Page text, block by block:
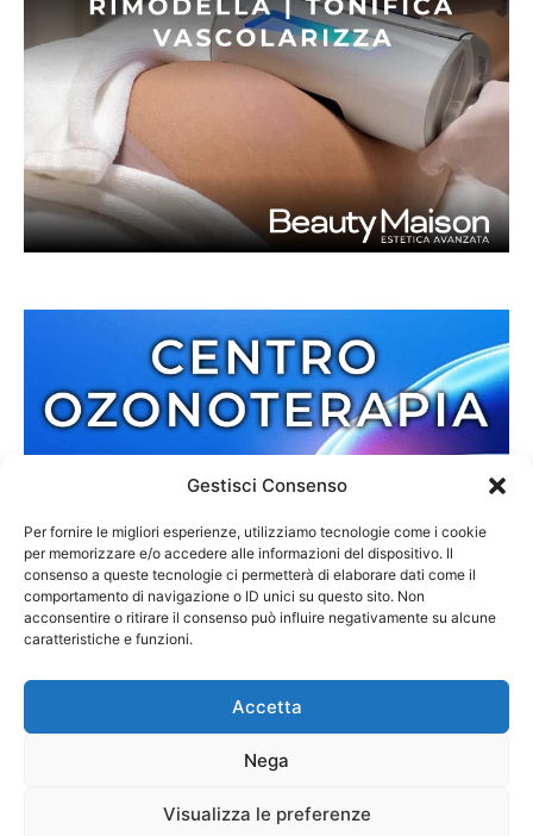
Gestisci Consenso
Per fornire le migliori esperienze, utilizziamo tecnologie come i cookie
per memorizzare e/o accedere alle informazioni del dispositivo. Il
consenso a queste tecnologie ci permetterà di elaborare dati come il
comportamento di navigazione o ID unici su questo sito. Non
acconsentire o ritirare il consenso può influire negativamente su alcune
caratteristiche e funzioni.
Accetta
Nega
Visualizza le preferenze
Contatti Cookie Policy Privacy Policy